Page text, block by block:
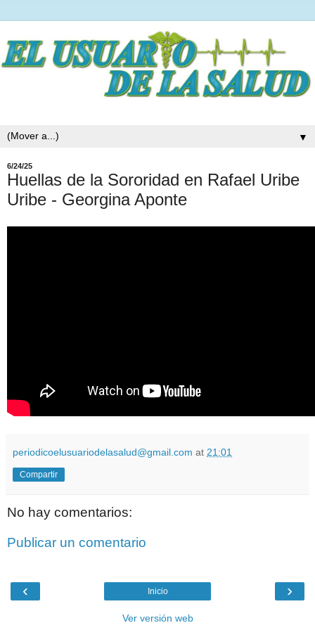
▼
6/24/25
Huellas de la Sororidad en Rafael Uribe
Uribe - Georgina Aponte
periodicoelusuariodelasalud@gmail.com at 21:01
Compartir
No hay comentarios:
Publicar un comentario
‹ ›
Inicio
Ver versión web